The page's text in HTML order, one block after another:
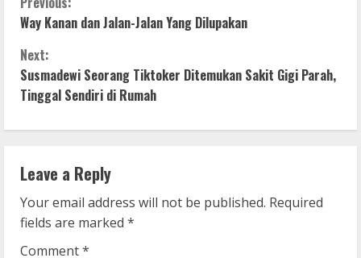
C
o
n
t
i
n
u
e
Way Kanan dan Jalan-Jalan Yang Dilupakan
Next:
Susmadewi Seorang Tiktoker Ditemukan Sakit Gigi Parah,
Tinggal Sendiri di Rumah
Leave a Reply
Your email address will not be published. Required
fields are marked *
Comment*